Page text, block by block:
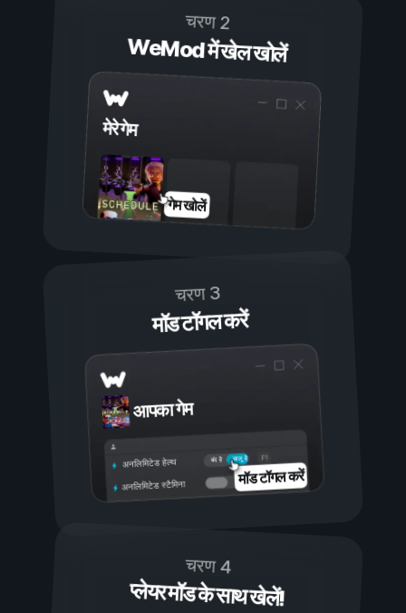
चरण 2
WeMod में खेल खोलें
मेरे गेम
गेम खोलें
चरण 3
मॉड टॉगल करें
आपका गेम
चालू है
बंद है
अनलिमिटेड हेल्थ
अनलिमिटेड स्टैमिना मॉड टॉगल करें
चरण 4
प्लेयर मॉड के साथ खेलें!